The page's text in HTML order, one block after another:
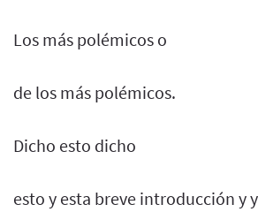
Los más polémicos o
de los más polémicos.
Dicho esto dicho
esto y esta breve introducción y